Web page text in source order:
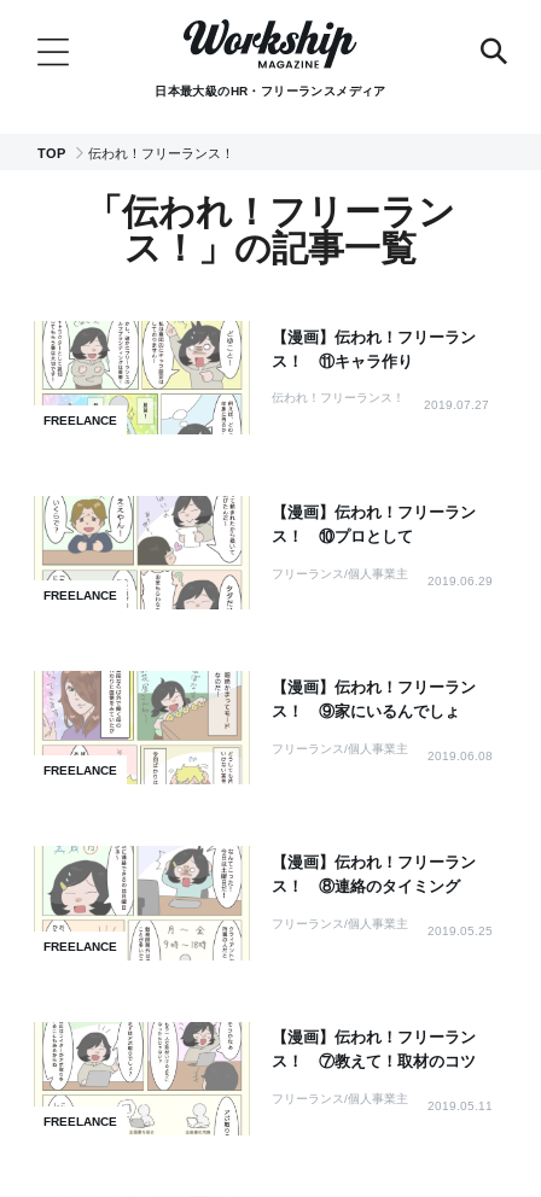
日本最大級のHR・フリーランスメディア
TOP 伝われ！フリーランス！
「伝われ！フリーラン
ス！」の記事一覧
FREELANCE
【漫画】伝われ！フリーラン
ス！ ⑪キャラ作り
伝われ！フリーランス！
2019.07.27
FREELANCE
【漫画】伝われ！フリーラン
ス！ ⑩プロとして
フリーランス/個人事業主
2019.06.29
FREELANCE
【漫画】伝われ！フリーラン
ス！ ⑨家にいるんでしょ
フリーランス/個人事業主
2019.06.08
FREELANCE
【漫画】伝われ！フリーラン
ス！ ⑧連絡のタイミング
フリーランス/個人事業主
2019.05.25
FREELANCE
【漫画】伝われ！フリーラン
ス！ ⑦教えて！取材のコツ
フリーランス/個人事業主
2019.05.11